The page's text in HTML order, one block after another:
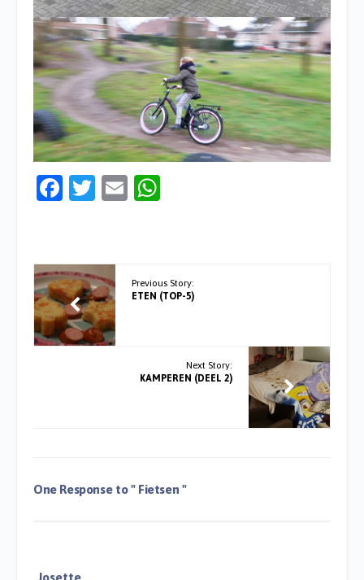
Facebook
Twitter
Email
Previous Story:
ETEN (TOP-5)
Next Story:
KAMPEREN (DEEL 2)
One Response to" Fietsen "
Josette